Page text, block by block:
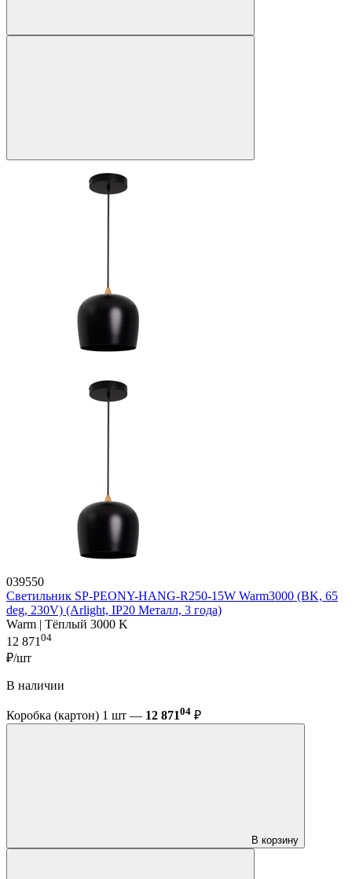
039550
Светильник SP-PEONY-HANG-R250-15W Warm3000 (BK, 65
deg, 230V) (Arlight, IP20 Металл, 3 года)
Warm | Тёплый 3000 K
12 871 04
₽/шт
В наличии
Коробка (картон) 1 шт — 12 87104 ₽
В корзину